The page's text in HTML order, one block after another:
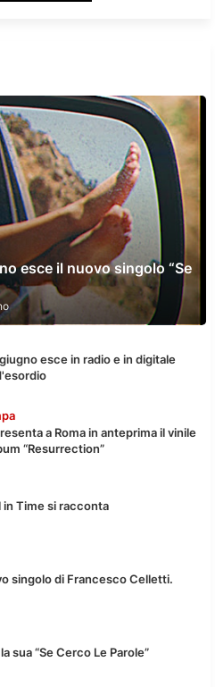
esce il nuovo singolo “Se
esce in radio e in digitale
a Roma in anteprima il vinile
“Resurrection”
in Time si racconta
singolo di Francesco Celletti.
sua “Se Cerco Le Parole”